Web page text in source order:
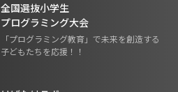
全国選抜小学生
プログラミング大会
「プログラミング教育」で未来を創造する
子どもたちを応援！！